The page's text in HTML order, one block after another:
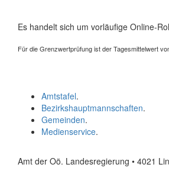
Es handelt sich um vorläufige Online-
Für die Grenzwertprüfung ist der Tagesmittelwert
Amtstafel.
Bezirkshauptmannschaften.
Gemeinden.
Medienservice.
Amt der Oö. Landesregierung • 4021